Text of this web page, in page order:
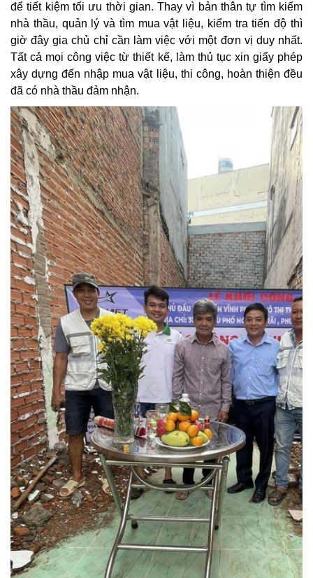
để tiết kiệm tối ưu thời gian. Thay vì bản thân tự tìm kiếm
nhà thầu, quản lý và tìm mua vật liệu, kiểm tra tiến độ thì
giờ đây gia chủ chỉ cần làm việc với một đơn vị duy nhất.
Tất cả mọi công việc từ thiết kế, làm thủ tục xin giấy phép
xây dựng đến nhập mua vật liệu, thi công, hoàn thiện đều
đã có nhà thầu đảm nhận.